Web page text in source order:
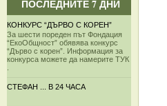
ПОСЛЕДНИТЕ 7 ДНИ
КОНКУРС “ДЪРВО С КОРЕН”
За шести пореден път Фондация
“ЕкоОбщност” обявява конкурс
“Дърво с корен”. Информация за
конкурса можете да намерите ТУК
СТЕФАН ... В 24 ЧАСА